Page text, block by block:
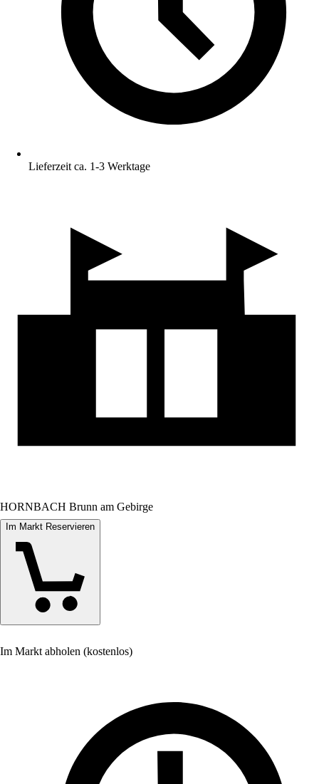
Lieferzeit ca. 1-3 Werktage
HORNBACH Brunn am Gebirge
Im Markt Reservieren
Im Markt abholen (kostenlos)